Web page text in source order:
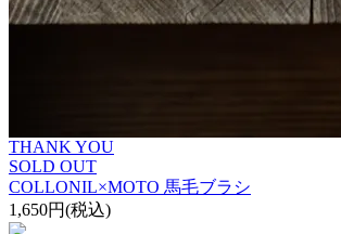
THANK YOU
SOLD OUT
COLLONIL×MOTO 馬毛ブラシ
1,650円(税込)